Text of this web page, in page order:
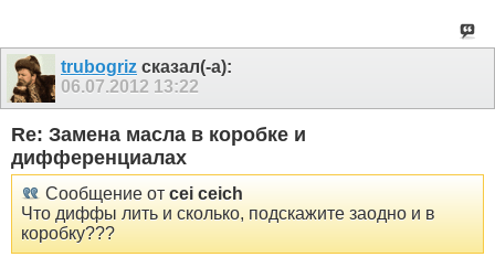
trubogriz сказал(-а):
06.07.2012 13:22
Re: Замена масла в коробке и
дифференциалах
Сообщение от cei ceich
Что диффы лить и сколько, подскажите заодно и в
коробку???